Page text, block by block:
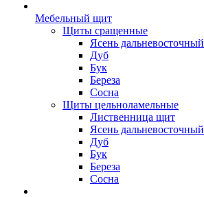
Мебельный щит
Щиты сращенные
Ясень дальневосточный
Дуб
Бук
Береза
Сосна
Щиты цельноламельные
Лиственница щит
Ясень дальневосточный
Дуб
Бук
Береза
Сосна